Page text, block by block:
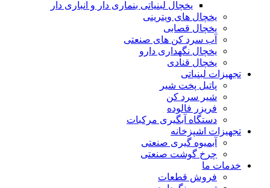
یخچال لبنیاتی بنماری دار و انباری دار
یخچال های ویترینی
یخچال قصابی
آب سرد کن های صنعتی
یخچال نگهداری دارو
یخچال قنادی
تجهیزات لبنیاتی
پاتیل پخت شیر
شیر سرد کن
فریزر فالوده
دستگاه آبگیری مرکبات
تجهیزات اشپزخانه
آبمیوه گیری صنعتی
چرخ گوشت صنعتی
خدمات ما
فروش قطعات